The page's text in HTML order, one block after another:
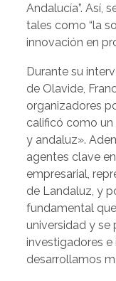
Andalucía”. Así,
tales como “la
innovación en
Durante su
de Olavide,
organizadores
calificó como un
y andaluz».
agentes clave
empresarial,
de Landaluz, y
fundamental
universidad y se
investigadores
desarrollamos